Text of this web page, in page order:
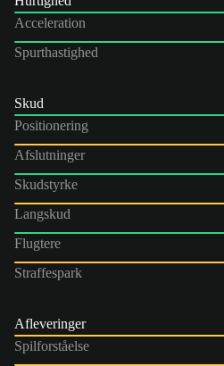
Acceleration
Spurthastighed
Skud
Positionering
Afslutninger
Skudstyrke
Langskud
Flugtere
Straffespark
Afleveringer
Spilforståelse